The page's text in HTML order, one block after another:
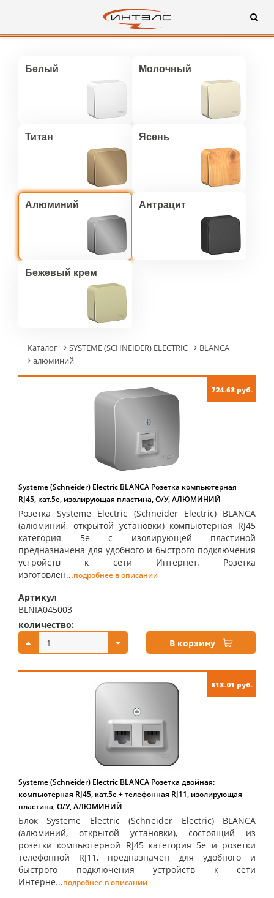
Белый Молочный
Титан Ясень
Алюминий Антрацит
Бежевый крем
Каталог SYSTEME (SCHNEIDER) ELECTRIC
BLANCA
алюминий
724.68 руб.
Systeme (Schneider) Electric BLANCA Розетка компьютерная
RJ45, кат.5е, изолирующая пластина, О/У, АЛЮМИНИЙ
Розетка Systeme Electric (Schneider Electric) BLANCA
(алюминий, открытой установки) компьютерная RJ45
категория 5е с изолирующей пластиной
предназначена для удобного и быстрого подключения
устройств к сети Интернет. Розетка
изготовлен...подробнее в описании
Артикул
BLNIA045003
количество:
В корзину
818.01 руб.
Systeme (Schneider) Electric BLANCA Розетка двойная:
компьютерная RJ45, кат.5е + телефонная RJ11, изолирующая
пластина, О/У, АЛЮМИНИЙ
Блок Systeme Electric (Schneider Electric) BLANCA
(алюминий, открытой установки), состоящий из
розетки компьютерной RJ45 категория 5е и розетки
телефонной RJ11, предназначен для удобного и
быстрого подключения устройств к сети
Интерне...подробнее в описании